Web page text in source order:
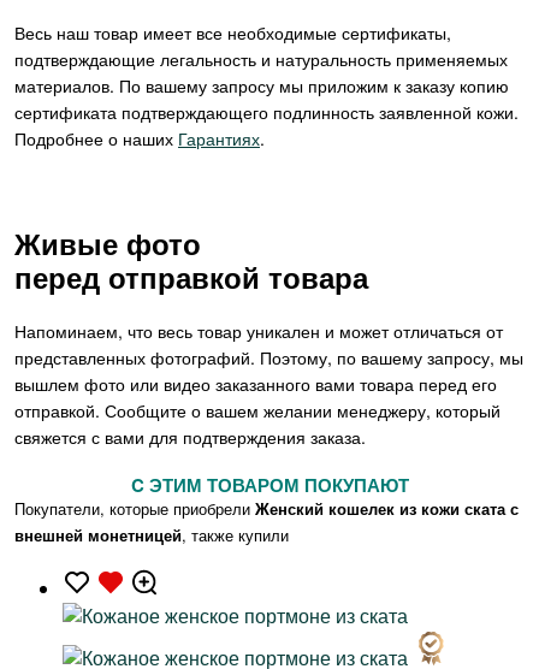
Весь наш товар имеет все необходимые сертификаты,
подтверждающие легальность и натуральность применяемых
материалов. По вашему запросу мы приложим к заказу копию
сертификата подтверждающего подлинность заявленной кожи.
Подробнее о наших Гарантиях.
Живые фото
перед отправкой товара
Напоминаем, что весь товар уникален и может отличаться от
представленных фотографий. Поэтому, по вашему запросу, мы
вышлем фото или видео заказанного вами товара перед его
отправкой. Сообщите о вашем желании менеджеру, который
свяжется с вами для подтверждения заказа.
C ЭТИМ ТОВАРОМ ПОКУПАЮТ
Покупатели, которые приобрели Женский кошелек из кожи ската с
внешней монетницей, также купили